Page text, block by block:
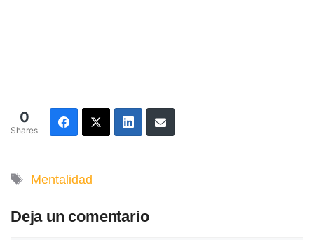
0
Shares
Etiquetas
Mentalidad
Deja un comentario